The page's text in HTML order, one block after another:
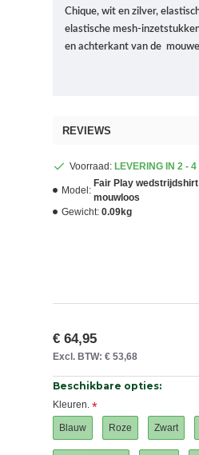
Chique, wit en zilver,
elastische mesh-
en achterkant van de
REVIEWS
Voorraad: LEVERING IN 2 - 4
Model:
Fair Play
mouwloos
Gewicht: 0.09kg
€ 64,95
Excl. BTW: € 53,68
Beschikbare opties:
Kleuren.
Blauw Roze Zwart